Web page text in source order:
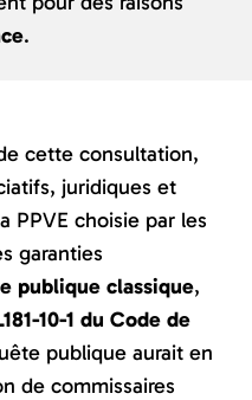
.
cette consultation,
juridiques et
PPVE choisie par les
garanties
publique classique,
10-1 du Code de
publique aurait en
de commissaires